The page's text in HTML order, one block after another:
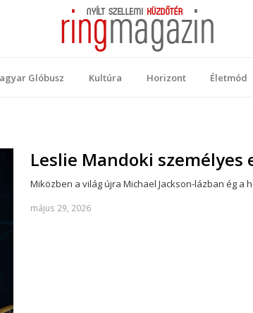
Glóbusz Kultúra Horizont Életmód
Leslie Mandoki személyes
Miközben a világ újra Michael Jackson-lázban ég
május 29, 2026